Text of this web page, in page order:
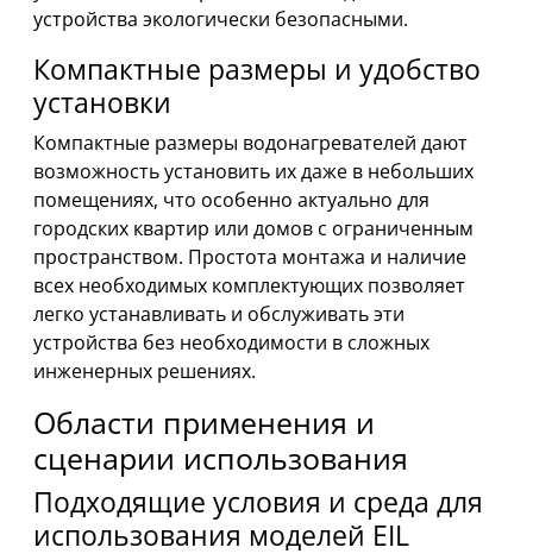
устройства экологически безопасными.
Компактные размеры и удобство
установки
Компактные размеры водонагревателей дают
возможность установить их даже в небольших
помещениях, что особенно актуально для
городских квартир или домов с ограниченным
пространством. Простота монтажа и наличие
всех необходимых комплектующих позволяет
легко устанавливать и обслуживать эти
устройства без необходимости в сложных
инженерных решениях.
Области применения и
сценарии использования
Подходящие условия и среда для
использования моделей EIL